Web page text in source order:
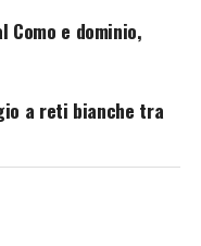
Como e dominio,
a reti bianche tra